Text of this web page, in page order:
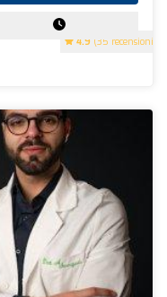
4.9 (35 recensioni)